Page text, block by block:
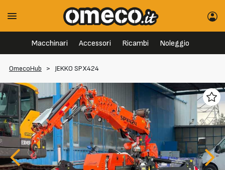
Macchinari Accessori Ricambi Noleggio
OmecoHub > JEKKO SPX424